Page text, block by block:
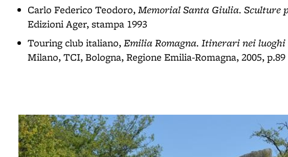
Carlo Federico Teodoro,Memorial Santa Giulia. Sculture
Edizioni Ager, stampa 1993
Touring club italiano,Emilia Romagna. Itinerari nei luoghi
Milano, TCI, Bologna, Regione Emilia-Romagna, 2005, p.89